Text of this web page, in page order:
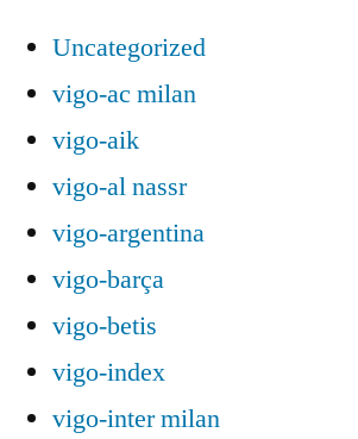
Uncategorized
vigo-ac milan
vigo-aik
vigo-al nassr
vigo-argentina
vigo-barça
vigo-betis
vigo-index
vigo-inter milan